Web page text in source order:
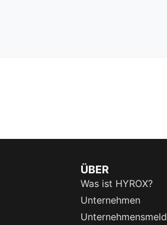
ÜBER
Was ist HYROX?
Unternehmen